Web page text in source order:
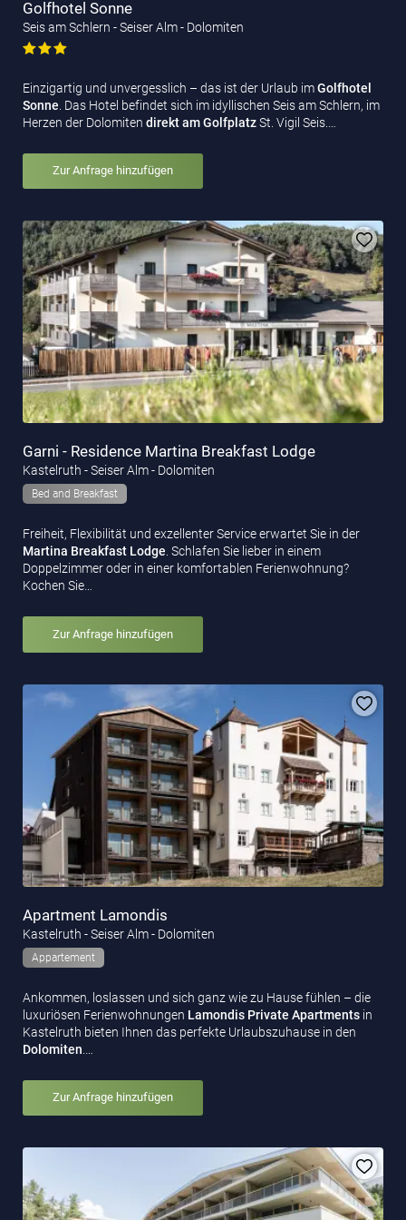
Golfhotel Sonne
Seis am Schlern - Seiser Alm - Dolomiten
Einzigartig und unvergesslich – das ist der Urlaub imGolfhotel
Sonne . Das Hotel befindet sich im idyllischen Seis am Schlern, im
Herzen der Dolomiten direkt am GolfplatzSt. Vigil Seis.…
Zur Anfrage hinzufügen
Garni - Residence Martina Breakfast Lodge
Kastelruth - Seiser Alm - Dolomiten
Bed and Breakfast
Freiheit, Flexibilität und exzellenter Service erwartet Sie in der
Martina Breakfast Lodge . Schlafen Sie lieber in einem
Doppelzimmer oder in einer komfortablen Ferienwohnung?
Kochen Sie…
Zur Anfrage hinzufügen
Apartment Lamondis
Kastelruth - Seiser Alm - Dolomiten
Appartement
Ankommen, loslassen und sich ganz wie zu Hause fühlen – die
luxuriösen Ferienwohnungen Lamondis Private Apartments in
Kastelruth bieten Ihnen das perfekte Urlaubszuhause in den
Dolomiten
Zur Anfrage hinzufügen